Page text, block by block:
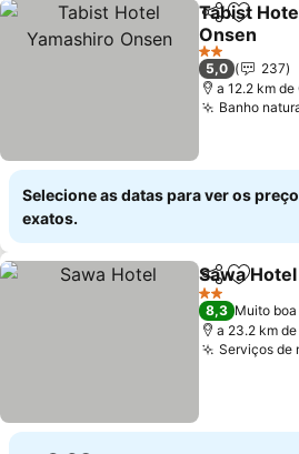
Partilhar
Tabist
Onsen
Ver preços
2 Estrelas
5,0
237
a 12.2 km
Banho
Selecione as datas para ver os
exatos.
Partilhar
Sawa Hotel
2 Estrelas
8,3 Muito boa
a 23.2 km
Serviços de